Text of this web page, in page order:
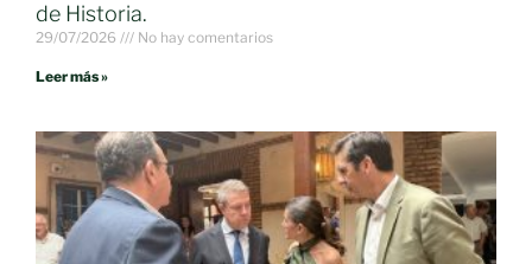
de Historia.
29/07/2026 No hay comentarios
Leer más »